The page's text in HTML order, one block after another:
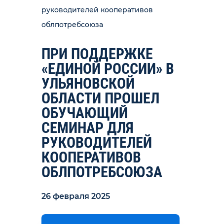
руководителей кооперативов
облпотребсоюза
ПРИ ПОДДЕРЖКЕ
«ЕДИНОЙ РОССИИ» В
УЛЬЯНОВСКОЙ
ОБЛАСТИ ПРОШЕЛ
ОБУЧАЮЩИЙ
СЕМИНАР ДЛЯ
РУКОВОДИТЕЛЕЙ
КООПЕРАТИВОВ
ОБЛПОТРЕБСОЮЗА
26 февраля 2025